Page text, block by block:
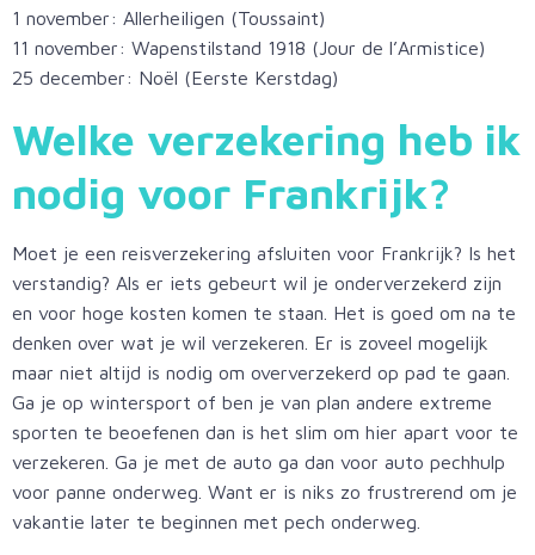
1 november: Allerheiligen (Toussaint)
11 november: Wapenstilstand 1918 (Jour de l’Armistice)
25 december: Noël (Eerste Kerstdag)
Welke verzekering heb ik
nodig voor Frankrijk?
Moet je een reisverzekering afsluiten voor Frankrijk? Is het
verstandig? Als er iets gebeurt wil je onderverzekerd zijn
en voor hoge kosten komen te staan. Het is goed om na te
denken over wat je wil verzekeren. Er is zoveel mogelijk
maar niet altijd is nodig om oververzekerd op pad te gaan.
Ga je op wintersport of ben je van plan andere extreme
sporten te beoefenen dan is het slim om hier apart voor te
verzekeren. Ga je met de auto ga dan voor auto pechhulp
voor panne onderweg. Want er is niks zo frustrerend om je
vakantie later te beginnen met pech onderweg.